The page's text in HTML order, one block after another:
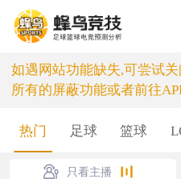
如遇网站功能缺失,可尝试
所有的屏蔽功能或者前往
热门 足球 篮球
只看主播